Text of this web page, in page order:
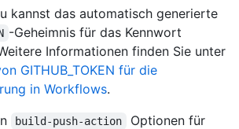
kannst das automatisch generierte
-Geheimnis für das Kennwort
Informationen finden Sie unter
GITHUB_TOKEN für die
in Workflows.
build-push-action
Optionen für